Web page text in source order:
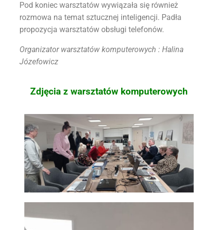
Pod koniec warsztatów wywiązała się również
rozmowa na temat sztucznej inteligencji. Padła
propozycja warsztatów obsługi telefonów.
Organizator warsztatów komputerowych : Halina
Józefowicz
Zdjęcia z warsztatów komputerowych